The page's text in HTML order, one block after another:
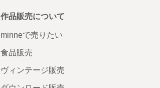
作品販売について
minneで売りたい
食品販売
ヴィンテージ販売